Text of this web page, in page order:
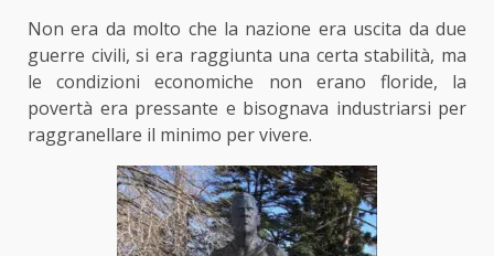
Non era da molto che la nazione era uscita da due
guerre civili, si era raggiunta una certa stabilità, ma
le condizioni economiche non erano floride, la
povertà era pressante e bisognava industriarsi per
raggranellare il minimo per vivere.